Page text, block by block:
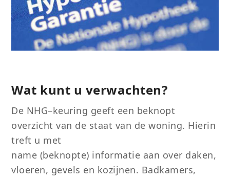
Wat kunt u verwachten?
De NHG–keuring geeft een beknopt
overzicht van de staat van de woning. Hierin
treft u met
name (beknopte) informatie aan over daken,
vloeren, gevels en kozijnen. Badkamers,